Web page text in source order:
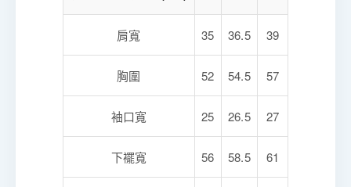
肩寬 35 36.5 39
胸圍 52 54.5 57
袖口寬 25 26.5 27
下襬寬 56 58.5 61